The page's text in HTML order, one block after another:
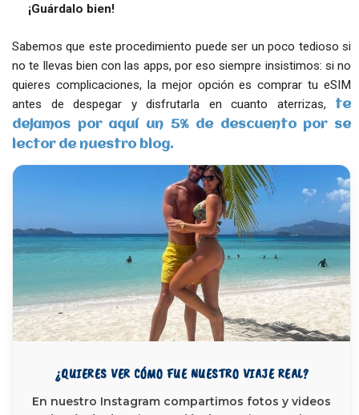
¡Guárdalo bien!
Sabemos que este procedimiento puede ser un poco tedioso si
no te llevas bien con las apps, por eso siempre insistimos: si no
quieres complicaciones, la mejor opción es comprar tu eSIM
antes de despegar y disfrutarla en cuanto aterrizas, te
dejamos por aquí un 5% de descuento por se
lector de nuestro blog.
¿QUIERES VER CÓMO FUE NUESTRO VIAJE REAL?
En nuestro Instagram compartimos fotos y videos